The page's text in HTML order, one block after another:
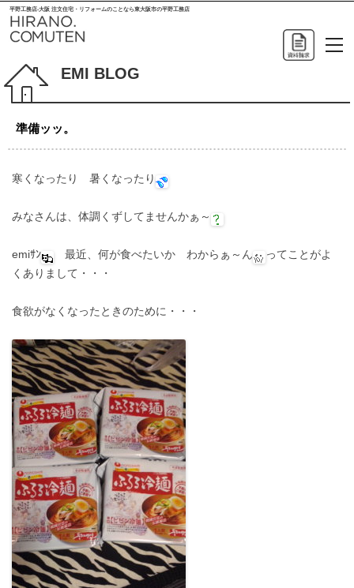
平野工務店-大阪 注文住宅・リフォームのことなら東大阪市の平野工務店
EMI BLOG
準備ッッ。
寒くなったり 暑くなったり
みなさんは、体調くずしてませんかぁ～
emiｻﾝ 最近、何が食べたいか わからぁ～ん
ってことがよ
くありまして・・・
食欲がなくなったときのために・・・